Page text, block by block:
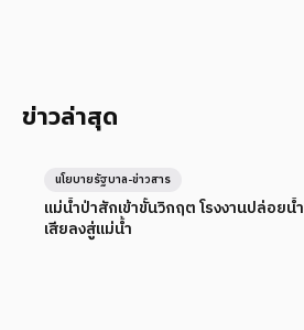
ข่าวล่าสุด
แม่น้ำป่าสักเข้าขั้นวิกฤต โรงงานปล่อยน้ำ
เสียลงสู่แม่น้ำ
นโยบายรัฐบาล-ข่าวสาร